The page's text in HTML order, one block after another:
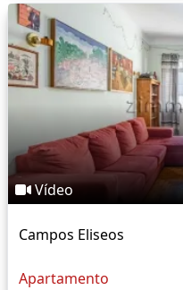
Vídeo
Campos Eliseos
Apartamento